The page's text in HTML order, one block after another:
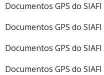
Documentos GPS do SIAFI
Documentos GPS do SIAFI
Documentos GPS do SIAFI
Documentos GPS do SIAFI